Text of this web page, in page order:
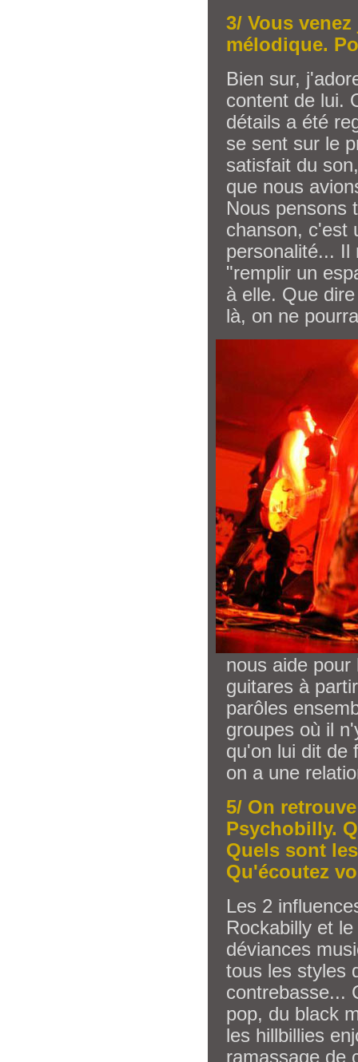
3/ Vous
mélodique.
Bien sur,
content de lui.
détails a été
se sent sur le
satisfait du
que nous
Nous pensons
chanson, c'est
personalité... Il
"remplir un
à elle. Que
là, on ne
nous aide
guitares à
parôles
groupes où il
qu'on lui dit de
on a une
5/ On
Psychobilly.
Quels sont
Qu'écoutez
Les 2
Rockabilly et
déviances
tous les styles
contrebasse...
pop, du black
les hillbillies
ramassage de